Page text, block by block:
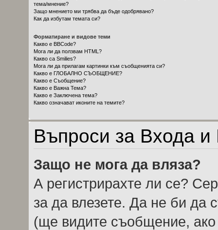
тема/мнение?
Защо мнението ми трябва да бъде одобрявано?
Как да избутам темата си?
Форматиране и видове теми
Какво е BBCode?
Мога ли да ползвам HTML?
Какво са Smilies?
Мога ли да прилагам картинки към съобщенията си?
Какво е ГЛОБАЛНО СЪОБЩЕНИЕ?
Какво е Съобщение?
Какво е Важна Тема?
Какво е Заключена тема?
Какво означават иконите на темите?
Въпроси за Входа и
Защо не мога да вляза?
А регистрирахте ли се?
за да влезете. Да не би да
(ще видите съобщение, ако